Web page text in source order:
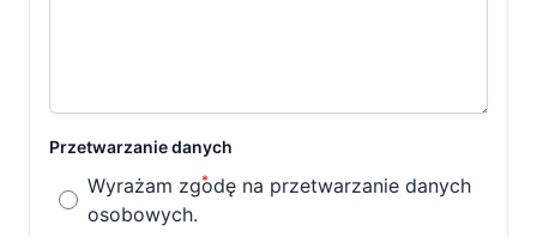
Przetwarzanie danych
Wyrażam zgodę na przetwarzanie danych
osobowych.